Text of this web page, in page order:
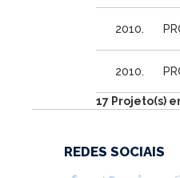
2010.
2010.
17 Projeto(s)
REDES SOCIAIS